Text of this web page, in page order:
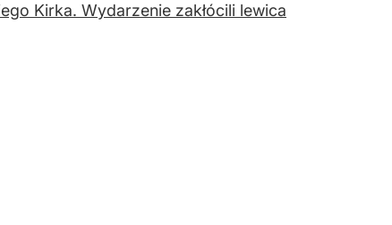
Kirka. Wydarzenie zakłócili lewica